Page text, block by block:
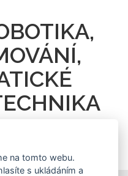
na tomto webu.
s ukládáním a